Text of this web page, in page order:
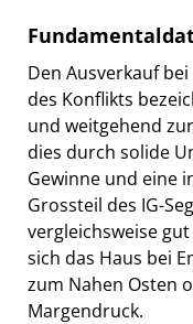
Den Ausverkauf
des Konflikts
und weitgehend
dies durch solide
Gewinne und eine
Grossteil des IG-
vergleichsweise
sich das Haus bei
zum Nahen Osten
Margendruck.